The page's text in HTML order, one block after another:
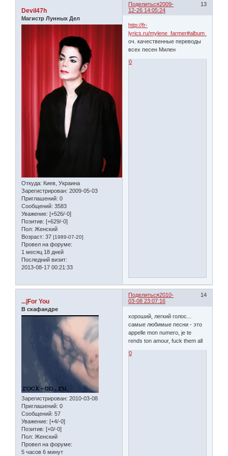
Поделиться 13
2009-
12-26 14:05:24
Devil47h
Магистр Лунных Дел
Откуда: Киев, Украина
Зарегистрирован: 2009-05-03
Приглашений: 0
Сообщений: 3583
Уважение: [+526/-0]
Позитив: [+629/-0]
Пол: Женский
Возраст: 37 [1989-07-20]
Провел на форуме:
1 месяц 18 дней
Последний визит:
2013-08-17 00:21:33
http://fr-
lyrics.ru/mylene_farmer#album_5
оч. качественные переводы
всех песен Милен
0
Поделиться 14
2010-
03-08 23:07:16
...|For You
В скафандре
Зарегистрирован: 2010-03-08
Приглашений: 0
Сообщений: 57
Уважение: [+4/-0]
Позитив: [+0/-0]
Пол: Женский
Провел на форуме:
5 часов 6 минут
хороший, легкий голос...
самые любимые песни - это
appelle mon numero, je te
rends ton amour, fuck them all
0